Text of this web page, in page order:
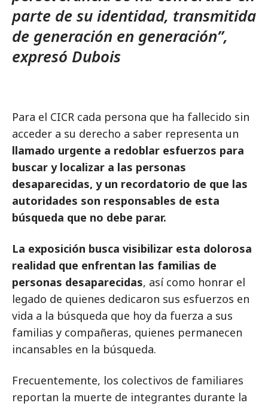
parte de su identidad, transmitida
de generación en generación”,
expresó Dubois
Para el CICR cada persona que ha fallecido sin
acceder a su derecho a saber representa un
llamado urgente a redoblar esfuerzos para
buscar y localizar a las personas
desaparecidas, y un recordatorio de que las
autoridades son responsables de esta
búsqueda que no debe parar.
La exposición busca visibilizar esta dolorosa
realidad que enfrentan las familias de
personas desaparecidas, así como honrar el
legado de quienes dedicaron sus esfuerzos en
vida a la búsqueda que hoy da fuerza a sus
familias y compañeras, quienes permanecen
incansables en la búsqueda.
Frecuentemente, los colectivos de familiares
reportan la muerte de integrantes durante la